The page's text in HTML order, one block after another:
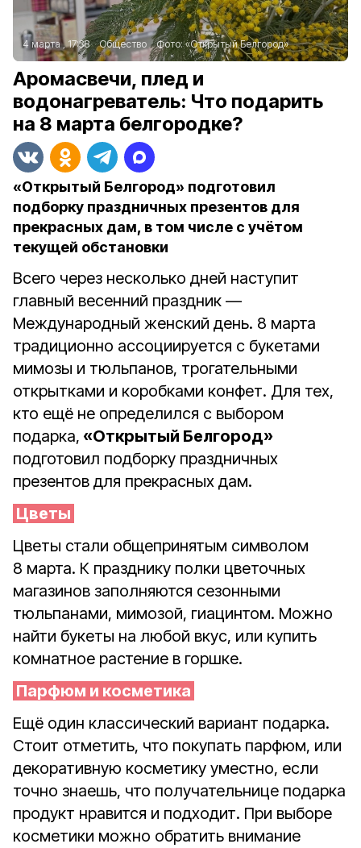
4 марта , 17:38 Общество Фото:«Открытый Белгород»
Аромасвечи, плед и
водонагреватель: Что подарить
на 8 марта белгородке?
«Открытый Белгород» подготовил
подборку праздничных презентов для
прекрасных дам, в том числе с учётом
текущей обстановки
Всего через несколько дней наступит
главный весенний праздник —
Международный женский день. 8 марта
традиционно ассоциируется с букетами
мимозы и тюльпанов, трогательными
открытками и коробками конфет. Для тех,
кто ещё не определился с выбором
подарка, «Открытый Белгород»
подготовил подборку праздничных
презентов для прекрасных дам.
Цветы
Цветы стали общепринятым символом
8 марта. К празднику полки цветочных
магазинов заполняются сезонными
тюльпанами, мимозой, гиацинтом. Можно
найти букеты на любой вкус, или купить
комнатное растение в горшке.
Парфюм и косметика
Ещё один классический вариант подарка.
Стоит отметить, что покупать парфюм, или
декоративную косметику уместно, если
точно знаешь, что получательнице подарка
продукт нравится и подходит. При выборе
косметики можно обратить внимание